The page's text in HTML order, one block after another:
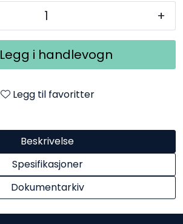
+
Legg i handlevogn
Legg til favoritter
Beskrivelse
Spesifikasjoner
Dokumentarkiv